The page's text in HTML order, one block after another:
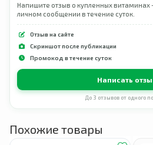
Напишите отзыв о купленных
личном сообщении в течение суток.
Отзыв на сайте
Скриншот после публикации
Промокод в течение суток
Написать
До 3 отзывов от одного
Похожие товары